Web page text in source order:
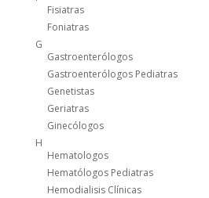
Fisiatras
Foniatras
G
Gastroenterólogos
Gastroenterólogos Pediatras
Genetistas
Geriatras
Ginecólogos
H
Hematologos
Hematólogos Pediatras
Hemodialisis Clínicas